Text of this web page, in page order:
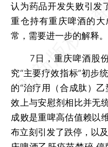
认为药品开发失败引发
重仓持有重庆啤酒的
常，需要进一步的解释。
7日，重庆啤酒股份
究“主要疗效指标”初步
的“治疗用（合成肽）
效上与安慰剂相比并无
成败是重啤高估值赖以
布立刻引发了跌停，以